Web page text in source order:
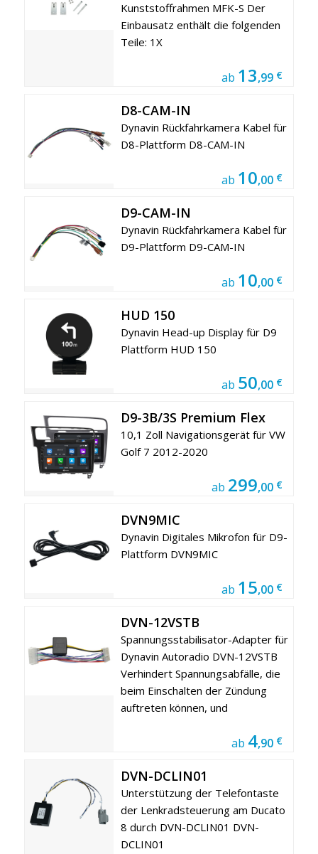
Kunststoffrahmen MFK-S Der
Einbausatz enthält die folgenden
Teile: 1X
ab 13,99 €
D8-CAM-IN
Dynavin Rückfahrkamera Kabel für
D8-Plattform D8-CAM-IN
ab 10,00 €
D9-CAM-IN
Dynavin Rückfahrkamera Kabel für
D9-Plattform D9-CAM-IN
ab 10,00 €
HUD 150
Dynavin Head-up Display für D9
Plattform HUD 150
ab 50,00 €
D9-3B/3S Premium Flex
10,1 Zoll Navigationsgerät für VW
Golf 7 2012-2020
ab 299,00 €
DVN9MIC
Dynavin Digitales Mikrofon für D9-
Plattform DVN9MIC
ab 15,00 €
DVN-12VSTB
Spannungsstabilisator-Adapter für
Dynavin Autoradio DVN-12VSTB
Verhindert Spannungsabfälle, die
beim Einschalten der Zündung
auftreten können, und
ab 4,90 €
DVN-DCLIN01
Unterstützung der Telefontaste
der Lenkradsteuerung am Ducato
8 durch DVN-DCLIN01 DVN-
DCLIN01